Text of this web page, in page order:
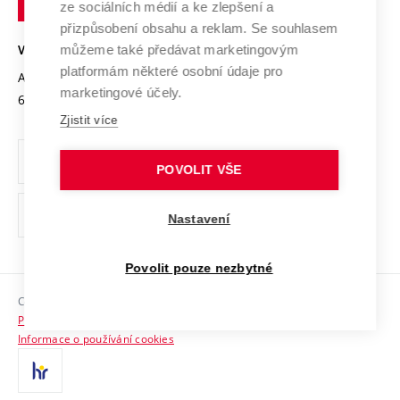
Open Science
Projekty
Projekty ze strukturálních fondů
Specifický výzkum
Mezinárodní dohody
Univerzitní sítě
Bezpečná univerzita
Vyznamenání
Organizační struktura
Ochrana osobních údajů
odkaz)
Sociální bezpečí
HR Award
Kontakty
Brně
VYSOKÉ UČENÍ TECHNICKÉ V BRNĚ
Antonínská 548/1
602 00 Brno
www.vut.cz
vut@vutbr.cz
Copyright © 2026 VUT
Prohlášení o přístupnosti
Informace o používání cookies
ze sociálních médií a ke zlepšení a
přizpůsobení obsahu a reklam. Se souhlasem
můžeme také předávat marketingovým
platformám některé osobní údaje pro
marketingové účely.
Zjistit více
POVOLIT VŠE
Nastavení
Povolit pouze nezbytné